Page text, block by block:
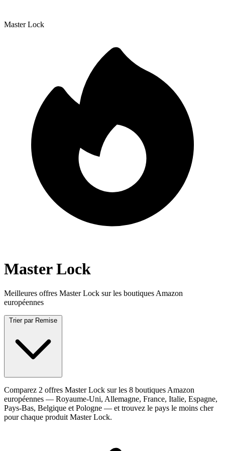
Master Lock
Master Lock
Meilleures offres Master Lock sur les boutiques Amazon
européennes
Trier par Remise
Comparez 2 offres Master Lock sur les 8 boutiques Amazon
européennes — Royaume-Uni, Allemagne, France, Italie, Espagne,
Pays-Bas, Belgique et Pologne — et trouvez le pays le moins cher
pour chaque produit Master Lock.